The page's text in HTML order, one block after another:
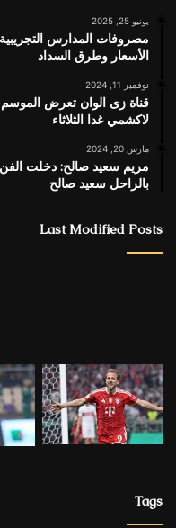
يونيو 25, 2025
الأسعار وطرق السداد
نوفمبر 11, 2024
قناة زى الوان تعرض
لاكشمي غدا الثلاثاء
مارس 20, 2024
بالراحل سعيد صالح
Last Modified Posts
Tags